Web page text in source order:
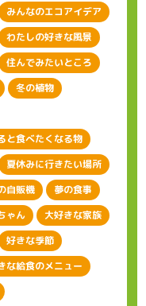
みんなのエコアイデア
わたしの好きな風景
住んでみたいところ
冬の植物
と食べたくなる物
夏休みに行きたい場所
自販機
夢の食事
ゃん
大好きな家族
好きな季節
な給食のメニュー